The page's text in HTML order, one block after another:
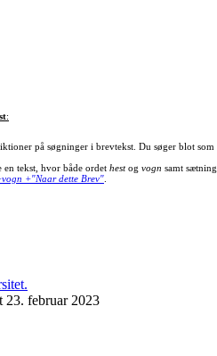
:
på søgninger i brevtekst. Du søger blot som
tekst, hvor både ordet hestog vogn samt
+"Naar dette Brev".
23. februar 2023